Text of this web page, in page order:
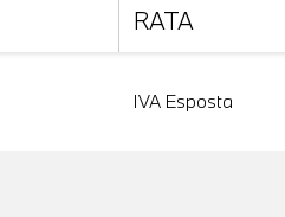
RATA
IVA Esposta